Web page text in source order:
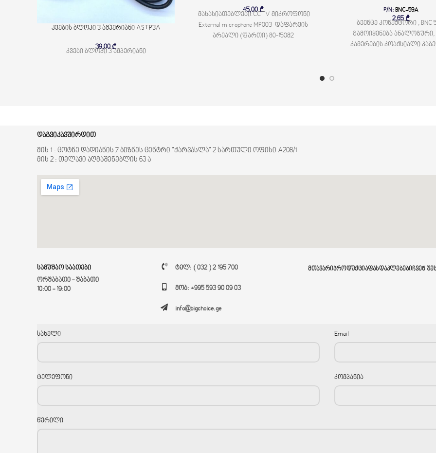
კვების ბლოკი 3 ამპერიანი ASTP3A
39,00₾
კვები ბლოკი 3 ამპერიანი
45,00₾
მახასიათებლები:CCTV მიკროფონი
External microphone MP003 დაფარვის
არეალი (ფართი) 80-150მ2
P/N: BNC-59A
2,65₾
ბეენცე კონექტორი , BNC
გამოიყენება ანალოგური,
კამერების კოაქსიალი
დაგვიკავშირდით
მის 1 : ცოტნე დადიანის 7 ბიზნეს ცენტრი "ქარვასლა" 2 სართული ოფისი A208/1
მის 2 : თელავი აღმაშენებლის 63 ა
სამუშაო საათები
ორშაბათი - შაბათი
10:00 - 19:00
ტელ: ( 032 ) 2 195 700
მობ: +995 593 90 09 03
info@bigchoice.ge
ᲛᲗᲐᲕᲐᲠᲘᲞᲠᲝᲓᲣᲥᲪᲘᲐᲤᲐᲡᲓᲐᲙᲚᲔᲑᲔᲑᲘᲩᲕᲔᲜ
სახელი Email
ტელეფონი კომპანია
წერილი